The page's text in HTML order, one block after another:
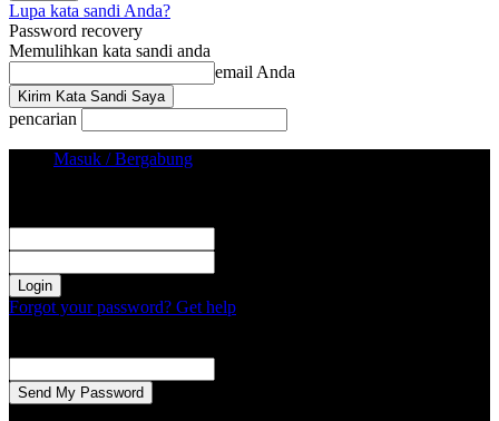
Lupa kata sandi Anda?
Password recovery
Memulihkan kata sandi anda
email Anda
pencarian
Masuk / Bergabung
Forgot your password? Get help